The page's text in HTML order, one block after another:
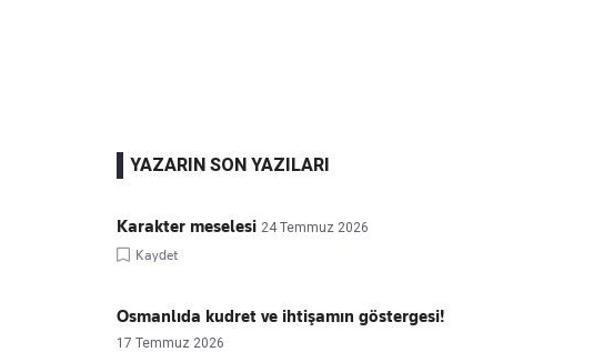
YAZARIN SON YAZILARI
Karakter meselesi 24 Temmuz 2026
Kaydet
Osmanlıda kudret ve ihtişamın göstergesi!
17 Temmuz 2026